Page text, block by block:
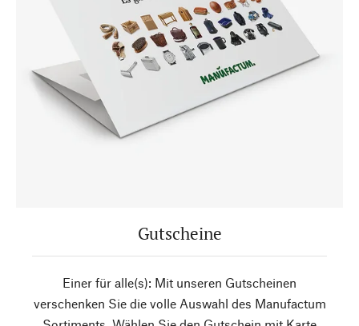
Gutscheine
Einer für alle(s): Mit unseren Gutscheinen
verschenken Sie die volle Auswahl des Manufactum